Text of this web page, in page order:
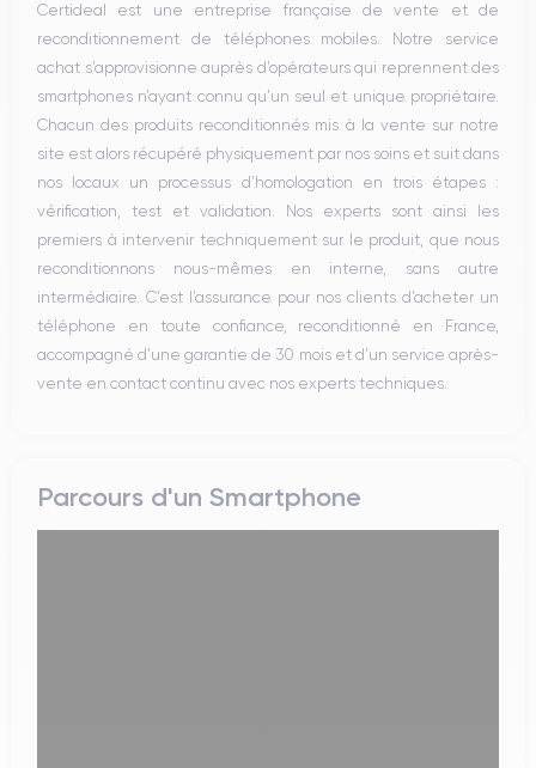
Certideal est une entreprise française de vente et de
reconditionnement de téléphones mobiles. Notre service
achat s’approvisionne auprès d’opérateurs qui reprennent des
smartphones n’ayant connu qu’un seul et unique propriétaire.
Chacun des produits reconditionnés mis à la vente sur notre
site est alors récupéré physiquement par nos soins et suit dans
nos locaux un processus d’homologation en trois étapes :
vérification, test et validation. Nos experts sont ainsi les
premiers à intervenir techniquement sur le produit, que nous
reconditionnons nous-mêmes en interne, sans autre
intermédiaire. C’est l’assurance pour nos clients d’acheter un
téléphone en toute confiance, reconditionné en France,
accompagné d’une garantie de 30 mois et d’un service après-
vente en contact continu avec nos experts techniques.
Parcours d'un Smartphone